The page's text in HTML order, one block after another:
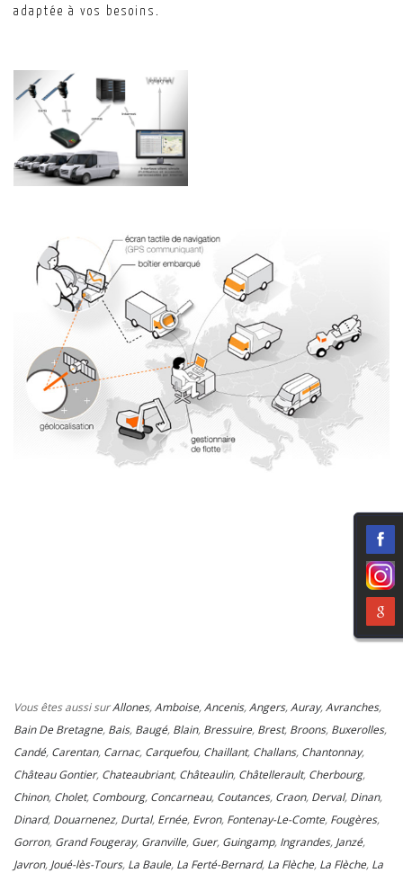
adaptée à vos besoins.
Vous êtes aussi surAllones,Amboise,Ancenis,Angers,Auray,Avranches,
Bain De Bretagne, Bais, Baugé, Blain, Bressuire, Brest, Broons, Buxerolles,
Candé, Carentan, Carnac, Carquefou, Chaillant, Challans, Chantonnay,
Château Gontier, Chateaubriant, Châteaulin, Châtellerault, Cherbourg,
Chinon, Cholet, Combourg, Concarneau, Coutances, Craon, Derval, Dinan,
Dinard, Douarnenez, Durtal, Ernée, Evron, Fontenay-Le-Comte, Fougères,
Gorron, Grand Fougeray, Granville, Guer, Guingamp, Ingrandes, Janzé,
Javron, Joué-lès-Tours, La Baule, La Ferté-Bernard, La Flèche, La Flèche, La